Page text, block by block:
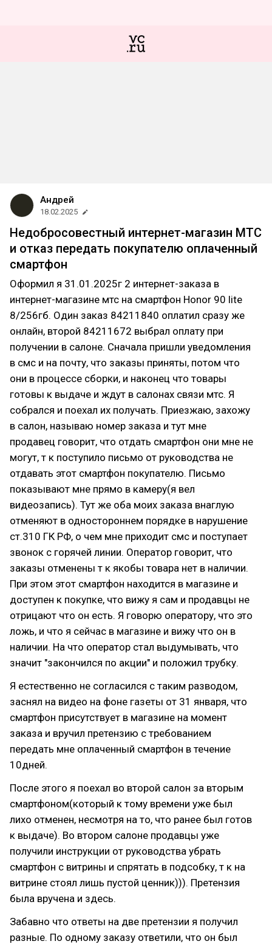
Андрей
18.02.2025
Недобросовестный интернет-магазин МТС
и отказ передать покупателю оплаченный
смартфон
Оформил я 31.01.2025г 2 интернет-заказа в
интернет-магазине мтс на смартфон Honor 90 lite
8/256гб. Один заказ 84211840 оплатил сразу же
онлайн, второй 84211672 выбрал оплату при
получении в салоне. Сначала пришли уведомления
в смс и на почту, что заказы приняты, потом что
они в процессе сборки, и наконец что товары
готовы к выдаче и ждут в салонах связи мтс. Я
собрался и поехал их получать. Приезжаю, захожу
в салон, называю номер заказа и тут мне
продавец говорит, что отдать смартфон они мне не
могут, т к поступило письмо от руководства не
отдавать этот смартфон покупателю. Письмо
показывают мне прямо в камеру(я вел
видеозапись). Тут же оба моих заказа внаглую
отменяют в одностороннем порядке в нарушение
ст.310 ГК РФ, о чем мне приходит смс и поступает
звонок с горячей линии. Оператор говорит, что
заказы отменены т к якобы товара нет в наличии.
При этом этот смартфон находится в магазине и
доступен к покупке, что вижу я сам и продавцы не
отрицают что он есть. Я говорю оператору, что это
ложь, и что я сейчас в магазине и вижу что он в
наличии. На что оператор стал выдумывать, что
значит "закончился по акции" и положил трубку.
Я естественно не согласился с таким разводом,
заснял на видео на фоне газеты от 31 января, что
смартфон присутствует в магазине на момент
заказа и вручил претензию с требованием
передать мне оплаченный смартфон в течение
10дней.
После этого я поехал во второй салон за вторым
смартфоном(который к тому времени уже был
лихо отменен, несмотря на то, что ранее был готов
к выдаче). Во втором салоне продавцы уже
получили инструкции от руководства убрать
смартфон с витрины и спрятать в подсобку, т к на
витрине стоял лишь пустой ценник))). Претензия
была вручена и здесь.
Забавно что ответы на две претензии я получил
разные. По одному заказу ответили, что он был